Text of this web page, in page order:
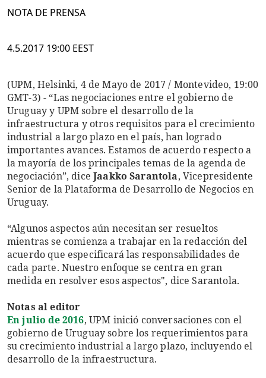
NOTA DE PRENSA
4.5.2017 19:00 EEST
(UPM, Helsinki, 4 de Mayo de 2017 / Montevideo, 19:00
GMT-3) - “Las negociaciones entre el gobierno de
Uruguay y UPM sobre el desarrollo de la
infraestructura y otros requisitos para el crecimiento
industrial a largo plazo en el país, han logrado
importantes avances. Estamos de acuerdo respecto a
la mayoría de los principales temas de la agenda de
negociación”, diceJaakko Sarantola, Vicepresidente
Senior de la Plataforma de Desarrollo de Negocios en
Uruguay.
“Algunos aspectos aún necesitan ser resueltos
mientras se comienza a trabajar en la redacción del
acuerdo que especificará las responsabilidades de
cada parte. Nuestro enfoque se centra en gran
medida en resolver esos aspectos", dice Sarantola.
Notas al editor
En julio de 2016, UPM inició conversaciones con el
gobierno de Uruguay sobre los requerimientos para
su crecimiento industrial a largo plazo, incluyendo el
desarrollo de la infraestructura.